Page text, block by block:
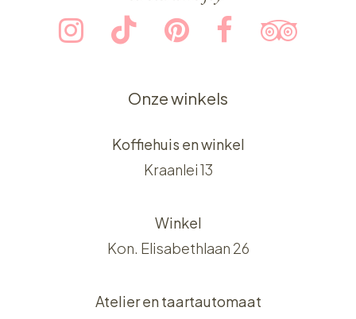
Onze winkels
Koffiehuis en winkel
Kraanlei 13
Winkel
Kon. Elisabethlaan 26
Atelier en taartautomaat